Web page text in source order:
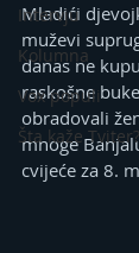
Intervju
Kolumna
Vox populi
Šta kaže Tviter?
Mladići
muževi
danas ne
raskošne
obradovali
mnoge
cvijeće za 8.